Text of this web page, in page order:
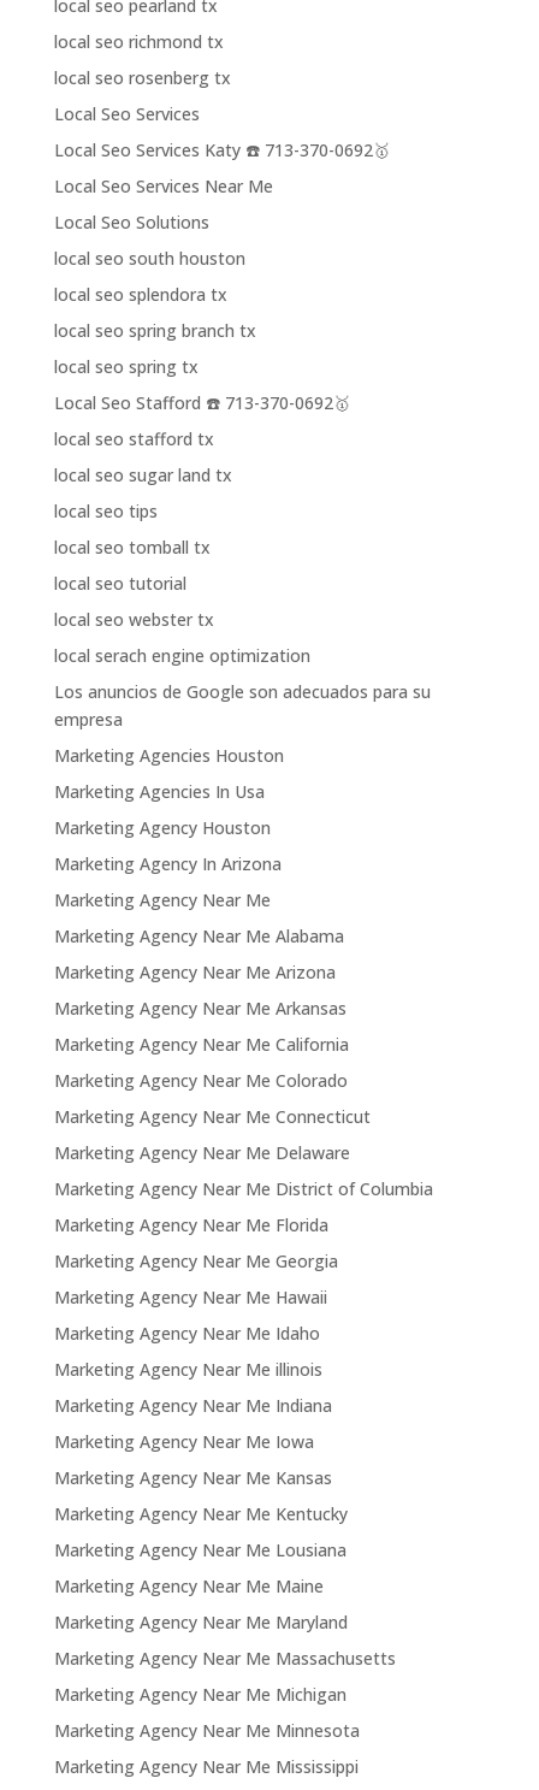
local seo pearland tx
local seo richmond tx
local seo rosenberg tx
Local Seo Services
Local Seo Services Katy ☎️ 713-370-0692🥇
Local Seo Services Near Me
Local Seo Solutions
local seo south houston
local seo splendora tx
local seo spring branch tx
local seo spring tx
Local Seo Stafford ☎️ 713-370-0692🥇
local seo stafford tx
local seo sugar land tx
local seo tips
local seo tomball tx
local seo tutorial
local seo webster tx
local serach engine optimization
Los anuncios de Google son adecuados para su
empresa
Marketing Agencies Houston
Marketing Agencies In Usa
Marketing Agency Houston
Marketing Agency In Arizona
Marketing Agency Near Me
Marketing Agency Near Me Alabama
Marketing Agency Near Me Arizona
Marketing Agency Near Me Arkansas
Marketing Agency Near Me California
Marketing Agency Near Me Colorado
Marketing Agency Near Me Connecticut
Marketing Agency Near Me Delaware
Marketing Agency Near Me District of Columbia
Marketing Agency Near Me Florida
Marketing Agency Near Me Georgia
Marketing Agency Near Me Hawaii
Marketing Agency Near Me Idaho
Marketing Agency Near Me illinois
Marketing Agency Near Me Indiana
Marketing Agency Near Me Iowa
Marketing Agency Near Me Kansas
Marketing Agency Near Me Kentucky
Marketing Agency Near Me Lousiana
Marketing Agency Near Me Maine
Marketing Agency Near Me Maryland
Marketing Agency Near Me Massachusetts
Marketing Agency Near Me Michigan
Marketing Agency Near Me Minnesota
Marketing Agency Near Me Mississippi